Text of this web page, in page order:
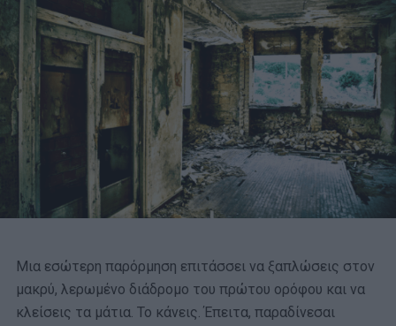
Μια εσώτερη παρόρμηση επιτάσσει να ξαπλώσεις στον
μακρύ, λερωμένο διάδρομο του πρώτου ορόφου και να
κλείσεις τα μάτια. Το κάνεις. Έπειτα, παραδίνεσαι